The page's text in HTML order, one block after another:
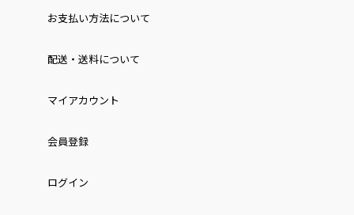
お⽀払い⽅法について
配送・送料について
マイアカウント
会員登録
ログイン